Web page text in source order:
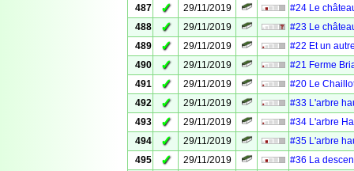
487
✓ 29/11/2019
#24 Le
488
✓ 29/11/2019
#23 Le
489
✓ 29/11/2019
#22 Et un
490
✓ 29/11/2019
#21 Ferme
491
✓ 29/11/2019
#20 Le
492
✓ 29/11/2019
#33 L'arbre
493
✓ 29/11/2019
#34 L'arbre
494
✓ 29/11/2019
#35 L'arbre
495
✓ 29/11/2019
#36 La